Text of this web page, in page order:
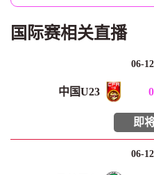
国际赛相关直播
06-
中国U23 0
即
06-